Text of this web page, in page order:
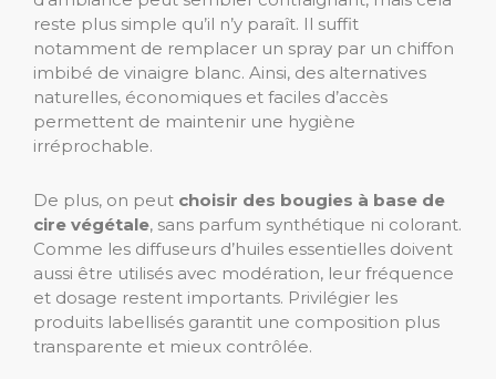
reste plus simple qu’il n’y paraît. Il suffit
notamment de remplacer un spray par un chiffon
imbibé de vinaigre blanc. Ainsi, des alternatives
naturelles, économiques et faciles d’accès
permettent de maintenir une hygiène
irréprochable.
De plus, on peut choisir des bougies à base de
cire végétale, sans parfum synthétique ni colorant.
Comme les diffuseurs d’huiles essentielles doivent
aussi être utilisés avec modération, leur fréquence
et dosage restent importants. Privilégier les
produits labellisés garantit une composition plus
transparente et mieux contrôlée.